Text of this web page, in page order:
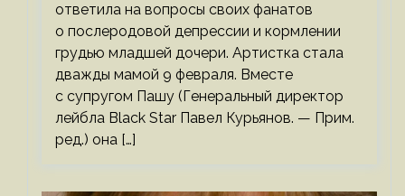
ответила на вопросы своих фанатов
о послеродовой депрессии и кормлении
грудью младшей дочери. Артистка стала
дважды мамой 9 февраля. Вместе
с супругом Пашу (Генеральный директор
лейбла Black Star Павел Курьянов. — Прим.
ред.) она […]